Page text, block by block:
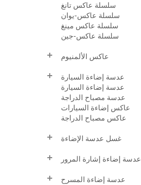
سلسلة عاكس تانغ
سلسلة عاكس-يوان
سلسلة عاكس مينغ
سلسلة عاكس-جين
عاكس الألمنيوم
عدسة إضاءة السيارة
عدسة إضاءة السيارة
عدسة مصباح الدراجة
عاكس إضاءة السيارات
عاكس مصباح الدراجة
غسل عدسة الإضاءة
عدسة إضاءة إشارة المرور
عدسة إضاءة المسرح